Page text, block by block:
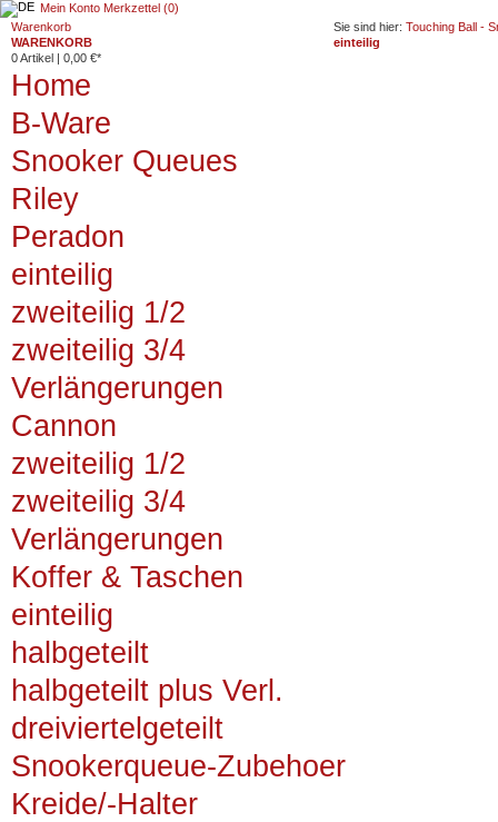
Mein Konto Merkzettel (0)
Warenkorb
WARENKORB
0 Artikel | 0,00 €*
Home
B-Ware
Snooker Queues
Riley
Peradon
einteilig
zweiteilig 1/2
zweiteilig 3/4
Verlängerungen
Cannon
zweiteilig 1/2
zweiteilig 3/4
Verlängerungen
Koffer & Taschen
einteilig
halbgeteilt
halbgeteilt plus Verl.
dreiviertelgeteilt
Snookerqueue-Zubehoer
Kreide/-Halter
Sie sind hier: Touching Ball -
einteilig